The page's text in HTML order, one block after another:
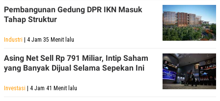
Pembangunan Gedung DPR IKN Masuk
Tahap Struktur
Industri | 4 Jam 35 Menit lalu
Asing Net Sell Rp 791 Miliar, Intip Saham
yang Banyak Dijual Selama Sepekan Ini
Investasi | 4 Jam 41 Menit lalu